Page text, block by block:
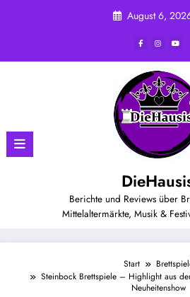
August 6,
Berichte und Reviews über
Mittelaltermärkte, Musik &
Start
Steinbock Brettspiele – Highlight aus
Neuheitenshow